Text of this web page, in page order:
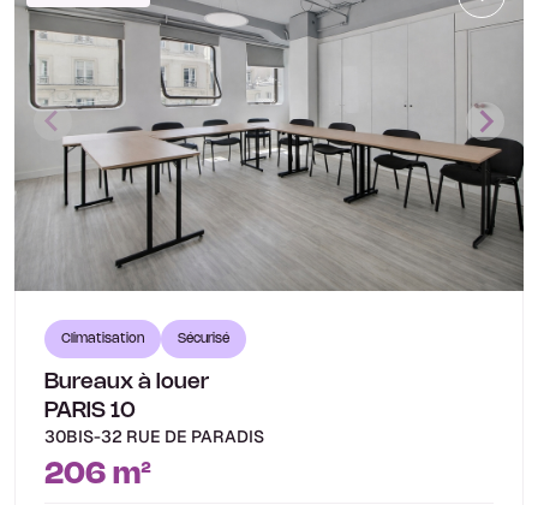
Climatisation Sécurisé
Bureaux à louer
PARIS 10
30BIS-32 RUE DE PARADIS
206 m²